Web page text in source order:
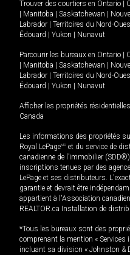
Trouver des courtiers en Ontario
Manitoba Saskatchewan
Labrador
Territoires du Nord-
Édouard
Yukon Nunavut
Parcourir les bureaux en Ontario
Manitoba Saskatchewan
Labrador
Territoires du Nord-
Édouard
Yukon Nunavut
Afficher les propriétés
Canada
Les informations des propriétés
Royal LePageMD et du service de
canadienne de l’immobilier
inscriptions tenues par des
LePage et ses distributeurs.
garantie et devrait être
appartient à l'Association
REALTOR.ca Installation de
*Tous les bureaux sont des
comprenant la mention « Services
incluant sa division « Johnston &